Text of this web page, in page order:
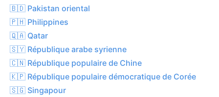
🇧🇩 Pakistan oriental
🇵🇭 Philippines
🇶🇦 Qatar
🇸🇾 République arabe syrienne
🇨🇳 République populaire de Chine
🇰🇵 République populaire démocratique de Corée
🇸🇬 Singapour